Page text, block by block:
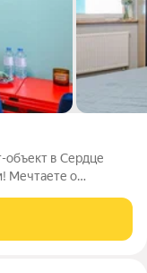
в Сердце
Мечтаете о
полностью готовая